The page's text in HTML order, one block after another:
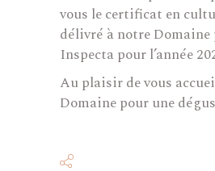
vous le certificat en
délivré à notre Domaine
Inspecta pour l’année
Au plaisir de vous
Domaine pour une